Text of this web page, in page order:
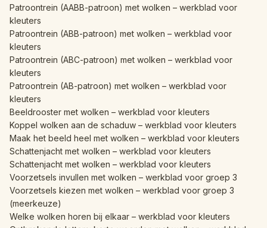
Patroontrein (AABB-patroon) met wolken – werkblad voor
kleuters
Patroontrein (ABB-patroon) met wolken – werkblad voor
kleuters
Patroontrein (ABC-patroon) met wolken – werkblad voor
kleuters
Patroontrein (AB-patroon) met wolken – werkblad voor
kleuters
Beeldrooster met wolken – werkblad voor kleuters
Koppel wolken aan de schaduw – werkblad voor kleuters
Maak het beeld heel met wolken – werkblad voor kleuters
Schattenjacht met wolken – werkblad voor kleuters
Schattenjacht met wolken – werkblad voor kleuters
Voorzetsels invullen met wolken – werkblad voor groep 3
Voorzetsels kiezen met wolken – werkblad voor groep 3
(meerkeuze)
Welke wolken horen bij elkaar – werkblad voor kleuters